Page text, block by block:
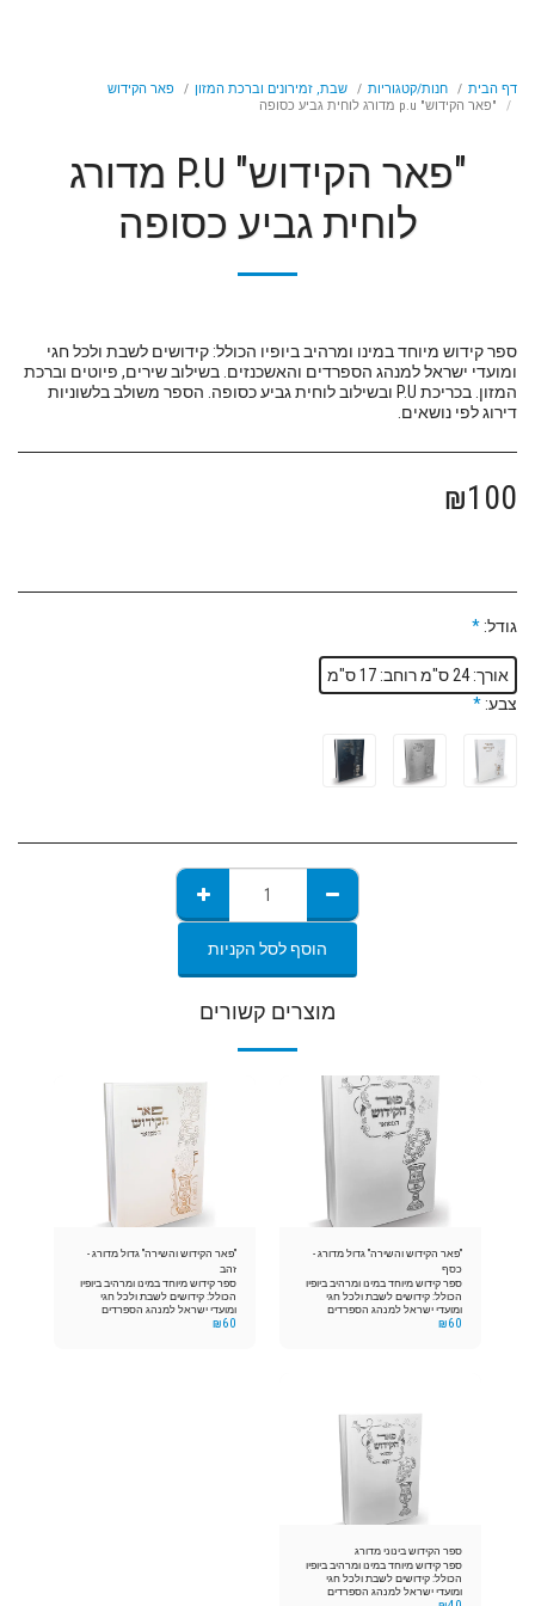
דף הבית חנות/קטגוריות שבת, זמירונים וברכת המזון
פאר הקידוש
"פאר הקידוש" p.u מדורג לוחית גביע כסופה
"פאר הקידוש" P.U מדורג
לוחית גביע כסופה
ספר קידוש מיוחד במינו ומרהיב ביופיו הכולל: קידושים לשבת ולכל חגי
ומועדי ישראל למנהג הספרדים והאשכנזים. בשילוב שירים, פיוטים וברכת
המזון. בכריכת P.U ובשילוב לוחית גביע כסופה. הספר משולב בלשוניות
דירוג לפי נושאים.
₪100
גודל: *
אורך: 24 ס"מ רוחב: 17 ס"מ
צבע: *
הוסף לסל הקניות
מוצרים קשורים
"פאר הקידוש והשירה" גדול מדורג -
כסף
ספר קידוש מיוחד במינו ומרהיב ביופיו
הכולל: קידושים לשבת ולכל חגי
ומועדי ישראל למנהג הספרדים
והאשכנזים. בשילוב שירים, פיוטים
₪60
"פאר הקידוש והשירה" גדול מדורג -
זהב
ספר קידוש מיוחד במינו ומרהיב ביופיו
הכולל: קידושים לשבת ולכל חגי
ומועדי ישראל למנהג הספרדים
והאשכנזים. בשילוב שירים, פיוטים
₪60
ספר הקידוש בינוני מדורג
ספר קידוש מיוחד במינו ומרהיב ביופיו
הכולל: קידושים לשבת ולכל חגי
ומועדי ישראל למנהג הספרדים